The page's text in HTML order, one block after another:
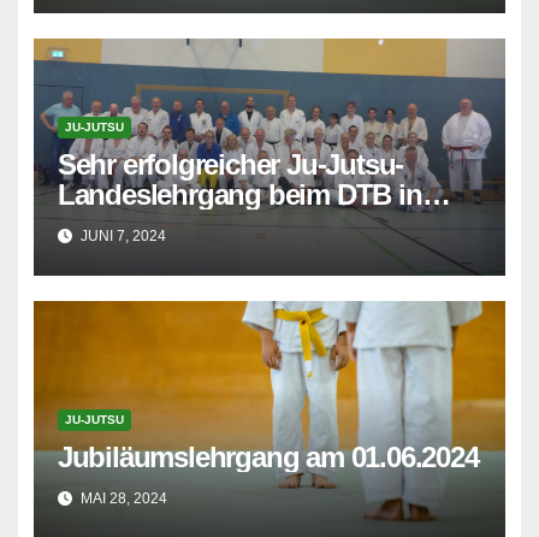
JU-JUTSU
Sehr erfolgreicher Ju-Jutsu-
Landeslehrgang beim DTB in
Delmenhorst
JUNI 7, 2024
JU-JUTSU
Jubiläumslehrgang am 01.06.2024
MAI 28, 2024